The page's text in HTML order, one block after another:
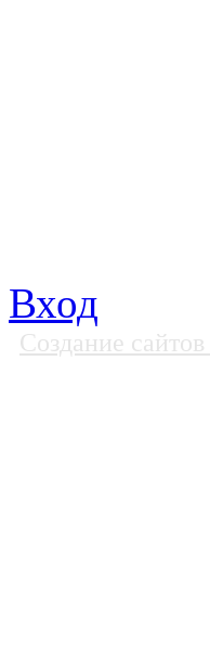
Вход
Создание сайтов